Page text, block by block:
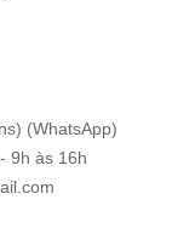
(WhatsApp)
9h às 16h